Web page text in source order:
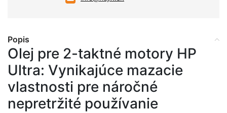
Popis
Olej pre 2-taktné motory HP
Ultra: Vynikajúce mazacie
vlastnosti pre náročné
nepretržité používanie